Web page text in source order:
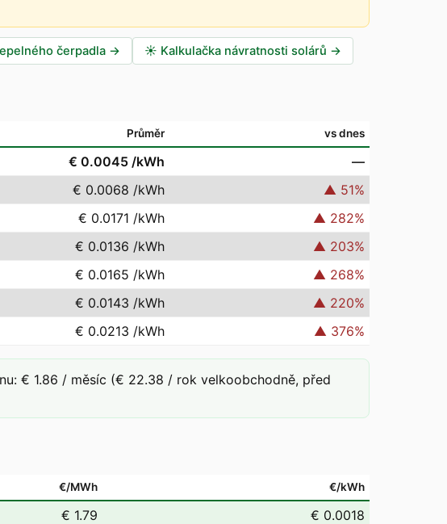
čerpadla → ☀️ Kalkulačka návratnosti solárů →
Průměr vs dnes
€ 0.0045 /kWh
—
€ 0.0068 /kWh ▲ 51%
€ 0.0171 /kWh ▲ 282%
€ 0.0136 /kWh ▲ 203%
€ 0.0165 /kWh ▲ 268%
€ 0.0143 /kWh ▲ 220%
€ 0.0213 /kWh ▲ 376%
€ 1.86 / měsíc (€ 22.38 / rok velkoobchodně, před
€/MWh €/kWh
€ 1.79
€ 0.0018